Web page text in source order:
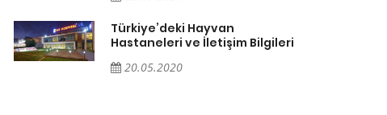
Türkiye’deki Hayvan
Hastaneleri ve İletişim Bilgileri
20.05.2020